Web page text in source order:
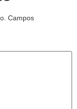
Campos